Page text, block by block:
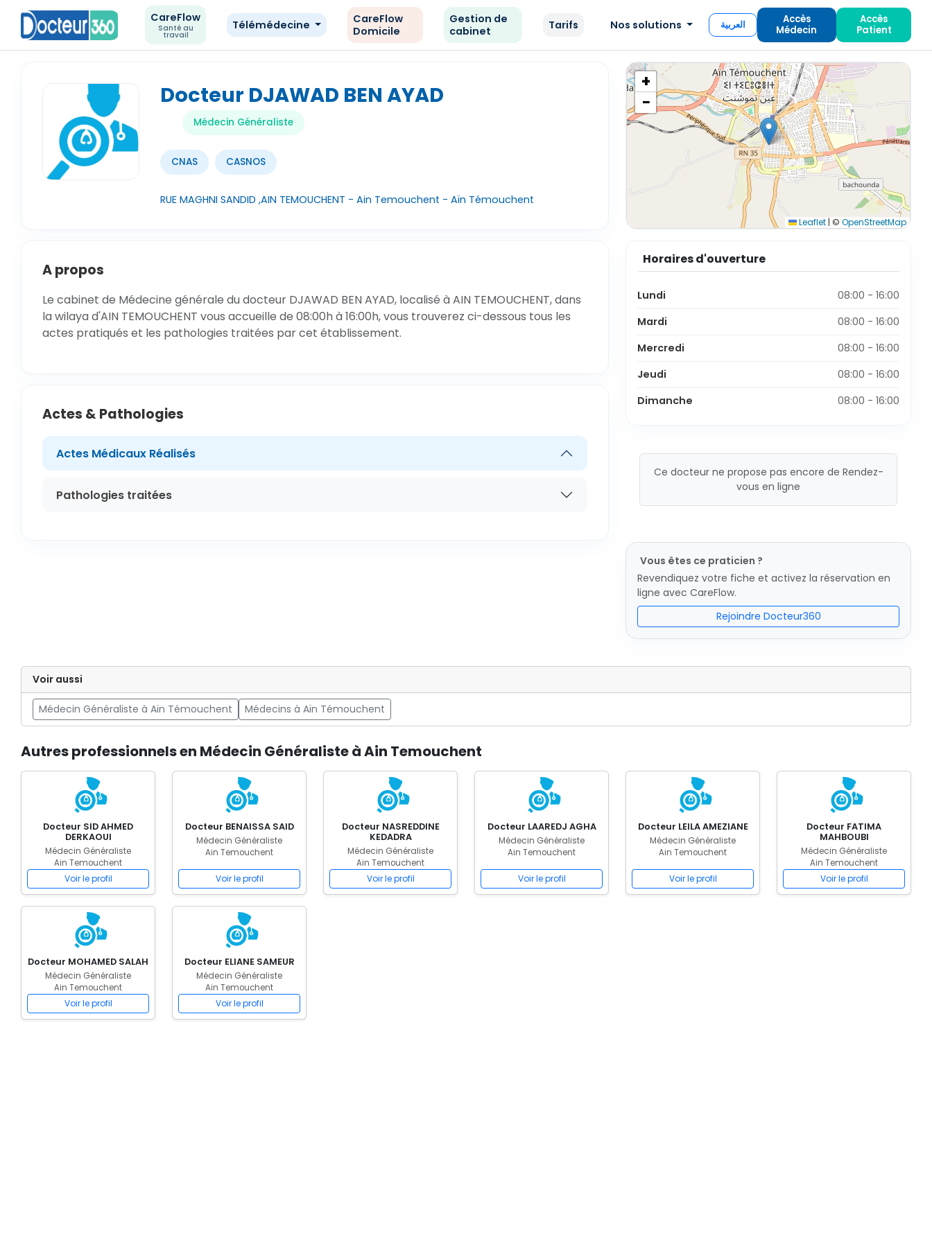
CareFlow
Santé au
travail
Télémédecine
CareFlow
Domicile
Gestion de
cabinet
Tarifs Nos solutions العربية
Accès
Médecin
Accès
Patient
Docteur DJAWAD BEN AYAD
Médecin Généraliste
CNAS CASNOS
RUE MAGHNI SANDID ,AIN TEMOUCHENT - Ain Temouchent - Aïn Témouchent
+
−
Leaflet | © OpenStreetMap
A propos
Le cabinet de Médecine générale du docteur DJAWAD BEN AYAD, localisé à AIN TEMOUCHENT, dans
la wilaya d'AIN TEMOUCHENT vous accueille de 08:00h à 16:00h, vous trouverez ci-dessous tous les
actes pratiqués et les pathologies traitées par cet établissement.
Actes & Pathologies
Actes Médicaux Réalisés
Pathologies traitées
Horaires d'ouverture
Lundi
08:00 - 16:00
Mardi
08:00 - 16:00
Mercredi
08:00 - 16:00
Jeudi
08:00 - 16:00
Dimanche
08:00 - 16:00
Ce docteur ne propose pas encore de Rendez-
vous en ligne
Vous êtes ce praticien ?
Revendiquez votre fiche et activez la réservation en
ligne avec CareFlow.
Rejoindre Docteur360
Voir aussi
Médecin Généraliste à Aïn Témouchent Médecins à Aïn Témouchent
Autres professionnels en Médecin Généraliste à Ain Temouchent
Docteur SID AHMED
DERKAOUI
Médecin Généraliste
Ain Temouchent
Voir le profil
Docteur BENAISSA SAID
Médecin Généraliste
Ain Temouchent
Voir le profil
Docteur NASREDDINE
KEDADRA
Médecin Généraliste
Ain Temouchent
Voir le profil
Docteur LAAREDJ AGHA
Médecin Généraliste
Ain Temouchent
Voir le profil
Docteur LEILA AMEZIANE
Médecin Généraliste
Ain Temouchent
Voir le profil
Docteur FATIMA
MAHBOUBI
Médecin Généraliste
Ain Temouchent
Voir le profil
Docteur MOHAMED SALAH
Médecin Généraliste
Ain Temouchent
Voir le profil
Docteur ELIANE SAMEUR
Médecin Généraliste
Ain Temouchent
Voir le profil